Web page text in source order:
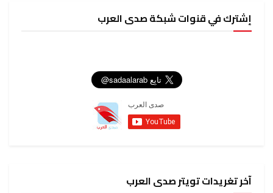
إشترك في قنوات شبكة صدى العرب
آخر تغريدات تويتر صدى العرب